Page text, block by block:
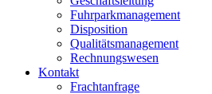
Fuhrparkmanagement
Disposition
Qualitätsmanagement
Rechnungswesen
Kontakt
Frachtanfrage